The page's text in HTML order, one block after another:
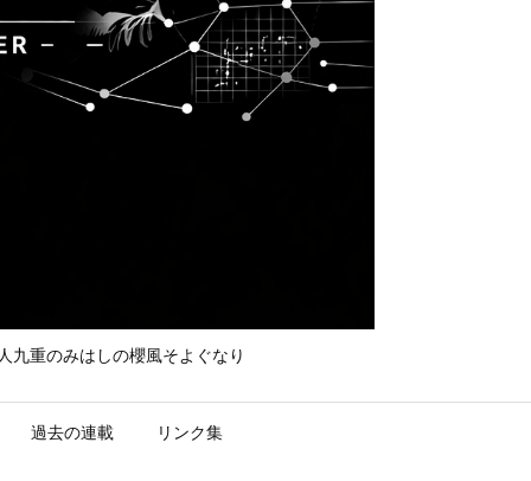
重のみはしの櫻風そよぐなり
過去の連載 リンク集